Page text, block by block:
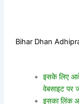
Bihar Dhan
इसके लिए
वेबसाइट पर
इसका लिंक